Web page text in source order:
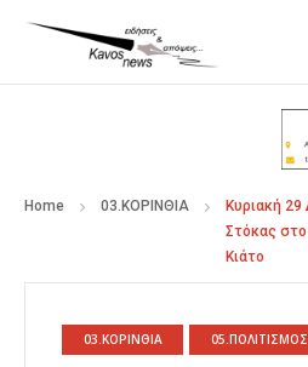
Home 03.ΚΟΡΙΝΘΙΑ
Κυριακή
Στόκας
Κιάτο
03.ΚΟΡΙΝΘΙΑ 05.ΠΟΛΙΤΙΣΜΟΣ